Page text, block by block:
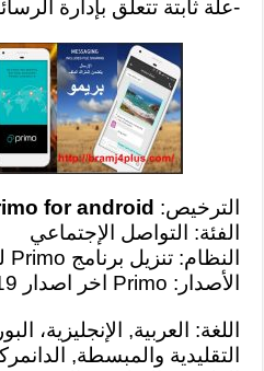
-علة ثابتة تتعلق بإدارة
الترخيص: for android
الفئة: التواصل الإجتماعي
النظام: تنزيل برنامج Primo للاندرويد 2019
الأصدار: Primo اخر اصدار 2019
اللغة: العربية, الإنجليزية،
التقليدية والمبسطة,